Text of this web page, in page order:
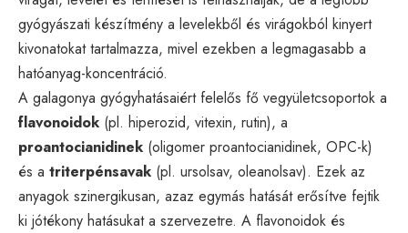
gyógyászati készítmény a levelekből és virágokból kinyert
kivonatokat tartalmazza, mivel ezekben a legmagasabb a
hatóanyag-koncentráció.
A galagonya gyógyhatásaiért felelős fő vegyületcsoportok a
flavonoidok (pl. hiperozid, vitexin, rutin), a
proantocianidinek (oligomer proantocianidinek, OPC-k)
és a triterpénsavak (pl. ursolsav, oleanolsav). Ezek az
anyagok szinergikusan, azaz egymás hatását erősítve fejtik
ki jótékony hatásukat a szervezetre. A flavonoidok és